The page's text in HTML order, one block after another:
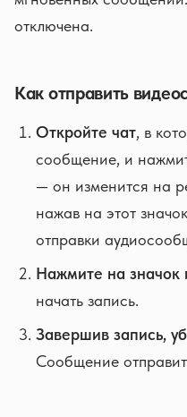
отключена.
Как отправить
Откройте чат, в
сообщение, и
— он изменится на
нажав на этот
отправки
Нажмите на значок
начать запись.
Завершив запись,
Сообщение